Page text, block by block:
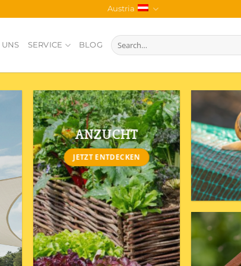
Austria
UNS SERVICE BLOG
Search
for:
ANZUCHT
JETZT ENTDECKEN